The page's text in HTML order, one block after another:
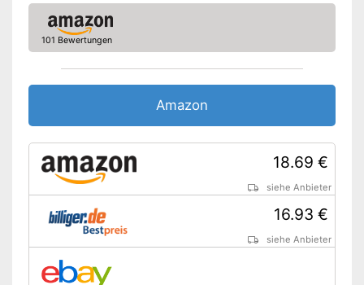
101 Bewertungen
Amazon
18.69 €
siehe Anbieter
16.93 €
siehe Anbieter